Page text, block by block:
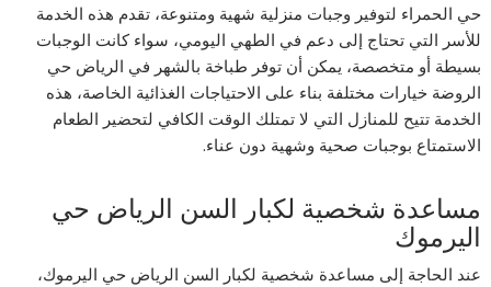
حي الحمراء لتوفير وجبات منزلية شهية ومتنوعة، تقدم هذه الخدمة
للأسر التي تحتاج إلى دعم في الطهي اليومي، سواء كانت الوجبات
بسيطة أو متخصصة، يمكن أن توفر طباخة بالشهر في الرياض حي
الروضة خيارات مختلفة بناء على الاحتياجات الغذائية الخاصة، هذه
الخدمة تتيح للمنازل التي لا تمتلك الوقت الكافي لتحضير الطعام
الاستمتاع بوجبات صحية وشهية دون عناء.
مساعدة شخصية لكبار السن الرياض حي
اليرموك
عند الحاجة إلى مساعدة شخصية لكبار السن الرياض حي اليرموك،